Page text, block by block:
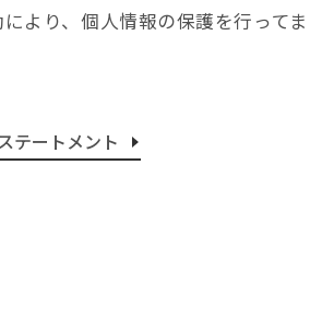
より、個人情報の保護を行ってま
テートメント